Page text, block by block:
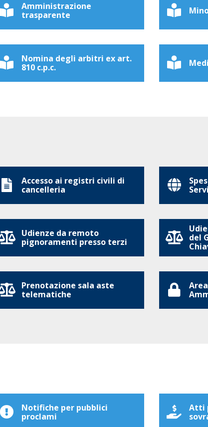
Amministrazione
trasparente
Nomina degli arbitri ex art.
810 c.p.c.
Accesso ai registri civili di
cancelleria
Udienze da remoto
pignoramenti presso terzi
del
Prenotazione sala aste
telematiche
Notifiche per pubblici
proclami
Atti